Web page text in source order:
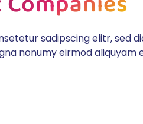
sadipscing elitr, sed
nonumy eirmod aliquyam